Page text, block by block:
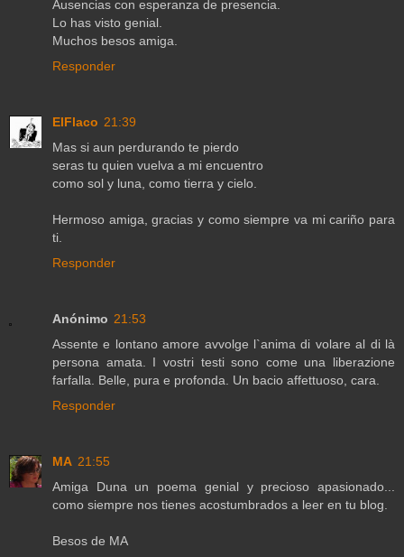
Ausencias con esperanza de presencia.
Lo has visto genial.
Muchos besos amiga.
Responder
ElFlaco 21:39
Mas si aun perdurando te pierdo
seras tu quien vuelva a mi encuentro
como sol y luna, como tierra y cielo.
Hermoso amiga, gracias y como siempre va mi cariño para
ti.
Responder
Anónimo 21:53
Assente e lontano amore avvolge l`anima di volare al di là
persona amata. I vostri testi sono come una liberazione
farfalla. Belle, pura e profonda. Un bacio affettuoso, cara.
Responder
MA 21:55
Amiga Duna un poema genial y precioso apasionado...
como siempre nos tienes acostumbrados a leer en tu blog.
Besos de MA